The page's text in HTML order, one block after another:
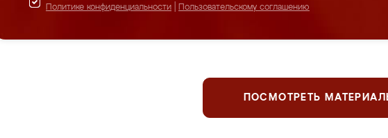
Политике конфиденциальности
Пользовательскому соглашению
ПОСМОТРЕТЬ